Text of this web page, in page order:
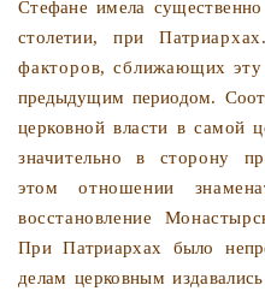
Стефане имела су­
столетии, при Патри­
факторов, сближающих эту
предыдущим периодом.
церковной власти в самой
значительно в сторону
этом отношении
восстановление
При Патриархах было
делам церковным